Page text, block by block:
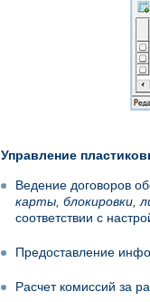
Управление
Ведение договоров
карты, блокировки,
соответствии с
Предоставление
Расчет комиссий за